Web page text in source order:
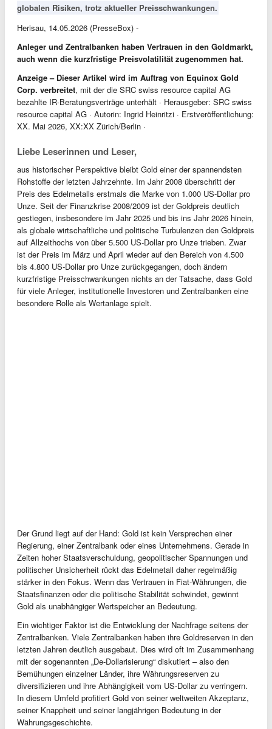
globalen Risiken, trotz aktueller Preisschwankungen.
Herisau, 14.05.2026 (PresseBox) -
Anleger und Zentralbanken haben Vertrauen in den Goldmarkt,
auch wenn die kurzfristige Preisvolatilität zugenommen hat.
Anzeige – Dieser Artikel wird im Auftrag von Equinox Gold
Corp. verbreitet, mit der die SRC swiss resource capital AG
bezahlte IR-Beratungsverträge unterhält · Herausgeber: SRC swiss
resource capital AG · Autorin: Ingrid Heinritzi · Erstveröffentlichung:
XX. Mai 2026, XX:XX Zürich/Berlin ·
Liebe Leserinnen und Leser,
aus historischer Perspektive bleibt Gold einer der spannendsten
Rohstoffe der letzten Jahrzehnte. Im Jahr 2008 überschritt der
Preis des Edelmetalls erstmals die Marke von 1.000 US-Dollar pro
Unze. Seit der Finanzkrise 2008/2009 ist der Goldpreis deutlich
gestiegen, insbesondere im Jahr 2025 und bis ins Jahr 2026 hinein,
als globale wirtschaftliche und politische Turbulenzen den Goldpreis
auf Allzeithochs von über 5.500 US-Dollar pro Unze trieben. Zwar
ist der Preis im März und April wieder auf den Bereich von 4.500
bis 4.800 US-Dollar pro Unze zurückgegangen, doch ändern
kurzfristige Preisschwankungen nichts an der Tatsache, dass Gold
für viele Anleger, institutionelle Investoren und Zentralbanken eine
besondere Rolle als Wertanlage spielt.
Der Grund liegt auf der Hand: Gold ist kein Versprechen einer
Regierung, einer Zentralbank oder eines Unternehmens. Gerade in
Zeiten hoher Staatsverschuldung, geopolitischer Spannungen und
politischer Unsicherheit rückt das Edelmetall daher regelmäßig
stärker in den Fokus. Wenn das Vertrauen in Fiat-Währungen, die
Staatsfinanzen oder die politische Stabilität schwindet, gewinnt
Gold als unabhängiger Wertspeicher an Bedeutung.
Ein wichtiger Faktor ist die Entwicklung der Nachfrage seitens der
Zentralbanken. Viele Zentralbanken haben ihre Goldreserven in den
letzten Jahren deutlich ausgebaut. Dies wird oft im Zusammenhang
mit der sogenannten „De-Dollarisierung“ diskutiert – also den
Bemühungen einzelner Länder, ihre Währungsreserven zu
diversifizieren und ihre Abhängigkeit vom US-Dollar zu verringern.
In diesem Umfeld profitiert Gold von seiner weltweiten Akzeptanz,
seiner Knappheit und seiner langjährigen Bedeutung in der
Währungsgeschichte.